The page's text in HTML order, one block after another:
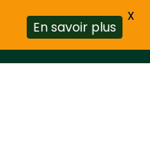
En savoir plus
X